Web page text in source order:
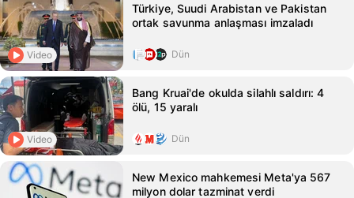
Video
Türkiye, Suudi Arabistan ve Pakistan
ortak savunma anlaşması imzaladı
Dün
Video
Bang Kruai'de okulda silahlı saldırı: 4
ölü, 15 yaralı
Dün
New Mexico mahkemesi Meta'ya 567
milyon dolar tazminat verdi